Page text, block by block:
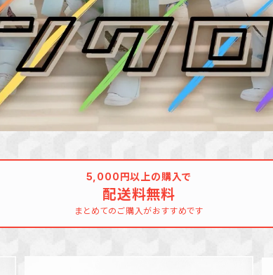
5,000円以上の購入で
配送料無料
まとめてのご購入がおすすめです